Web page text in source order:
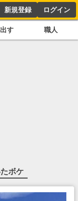
新規登録 ログイン
す 職人
ボケ